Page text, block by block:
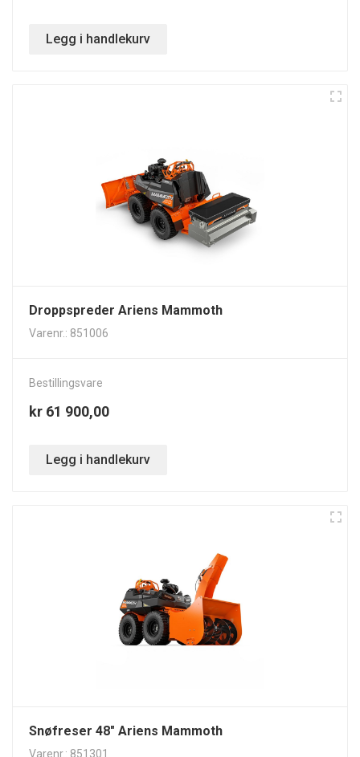
Legg i handlekurv
Droppspreder Ariens Mammoth
Varenr.: 851006
Bestillingsvare
kr 61 900,00
Legg i handlekurv
Snøfreser 48" Ariens Mammoth
Varenr.: 851301